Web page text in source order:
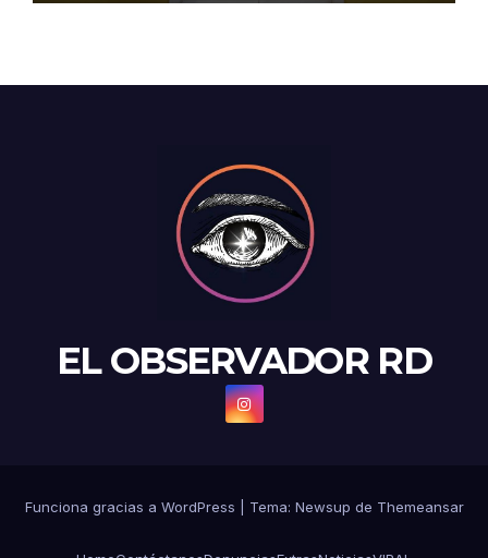
EL OBSERVADOR RD
Funciona gracias a WordPress Tema: Newsup de Themeansar